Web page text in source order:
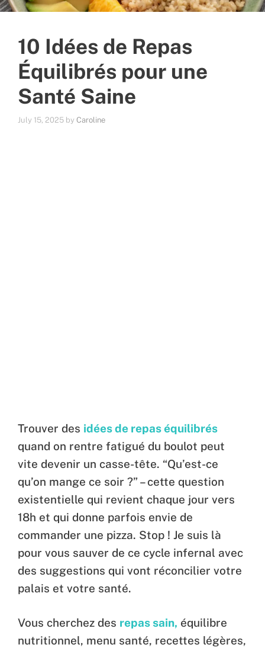
10 Idées de Repas
Équilibrés pour une
Santé Saine
July 15, 2025 by Caroline
Trouver des idées de repas équilibrés
quand on rentre fatigué du boulot peut
vite devenir un casse-tête. “Qu’est-ce
qu’on mange ce soir ?” – cette question
existentielle qui revient chaque jour vers
18h et qui donne parfois envie de
commander une pizza. Stop ! Je suis là
pour vous sauver de ce cycle infernal avec
des suggestions qui vont réconcilier votre
palais et votre santé.
Vous cherchez des repas sain, équilibre
nutritionnel, menu santé, recettes légères,